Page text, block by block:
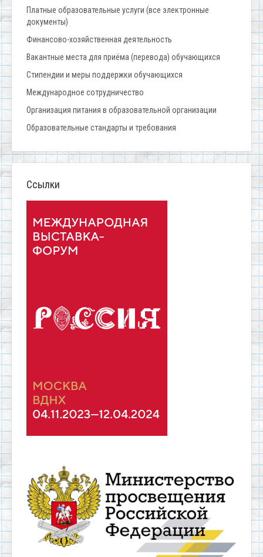
Платные образовательные услуги (все электронные
документы)
Финансово-хозяйственная деятельность
Вакантные места для приёма (перевода) обучающихся
Стипендии и меры поддержки обучающихся
Международное сотрудничество
Организация питания в образовательной организации
Образовательные стандарты и требования
Ссылки